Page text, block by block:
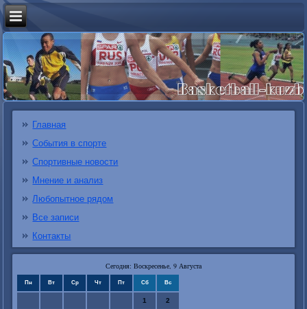
Главная
События в спорте
Спортивные новости
Мнение и анализ
Любопытное рядом
Все записи
Контакты
Сегодня: Воскресенье, 9 Августа
Пн Вт Ср Чт Пт Сб Вс
1 2